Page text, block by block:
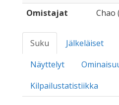
Omistajat
Chao (
Suku Jälkeläiset
Näyttelyt
Kilpailustatistiikka